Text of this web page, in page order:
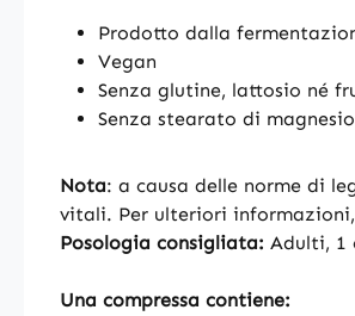
Prodotto dalla
Vegan
Senza glutine, lattosio né
Senza stearato di
Nota: a causa delle norme di
vitali. Per ulteriori
Posologia consigliata: Adulti, 1
Una compressa contiene: